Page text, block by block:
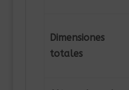
Dimensiones
totales